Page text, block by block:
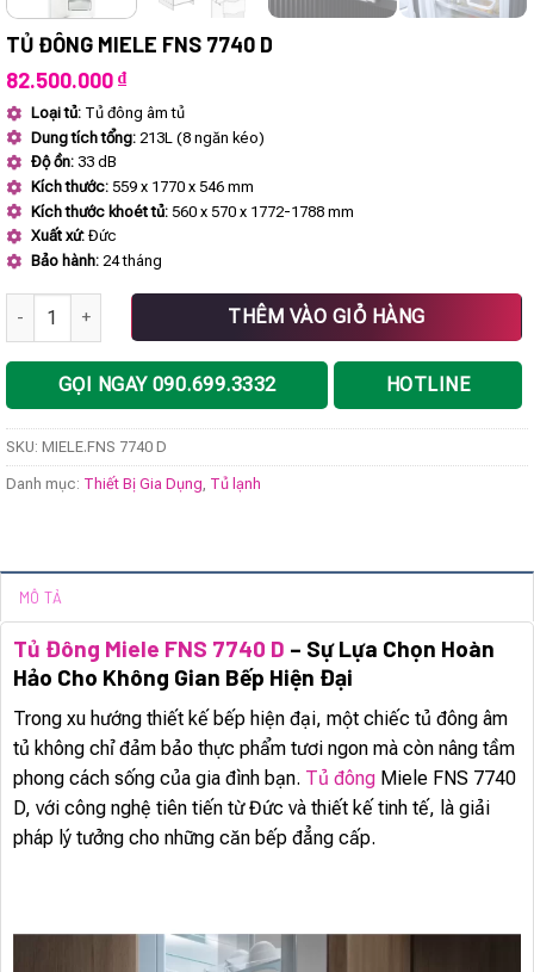
TỦ ĐÔNG MIELE FNS 7740 D
82.500.000 ₫
Loại tủ: Tủ đông âm tủ
Dung tích tổng: 213L (8 ngăn kéo)
Độ ồn: 33 dB
Kích thước: 559 x 1770 x 546 mm
Kích thước khoét tủ: 560 x 570 x 1772-1788 mm
Xuất xứ: Đức
Bảo hành: 24 tháng
Tủ đông MIELE FNS 7740 D số lượngTHÊM VÀO GIỎ HÀNG
GỌI NGAY 090.699.3332 HOTLINE
SKU: MIELE.FNS 7740 D
Danh mục: Thiết Bị Gia Dụng Tủ lạnh
MÔ TẢ
Tủ Đông Miele FNS 7740 D – Sự Lựa Chọn Hoàn
Hảo Cho Không Gian Bếp Hiện Đại
Trong xu hướng thiết kế bếp hiện đại, một chiếc tủ đông âm
tủ không chỉ đảm bảo thực phẩm tươi ngon mà còn nâng tầm
phong cách sống của gia đình bạn. Tủ đông Miele FNS 7740
D, với công nghệ tiên tiến từ Đức và thiết kế tinh tế, là giải
pháp lý tưởng cho những căn bếp đẳng cấp.